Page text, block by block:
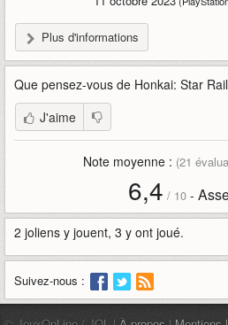
Plus d'informations
Que pensez-vous de Honkai: Star Rail
J'aime
Note moyenne : (21
6,4 / 10 -
2 joliens y jouent, 3 y ont joué.
Suivez-nous :